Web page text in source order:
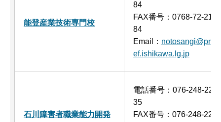
能登産業技術専門校
84
FAX番号：0768-72-21
84
Email： notosangi@pr
ef.ishikawa.lg.jp
石川障害者職業能力開発
電話番号：076-248-22
35
FAX番号：076-248-22